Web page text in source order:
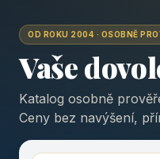
OD ROKU 2004 · OSOBNĚ
Vaše
Katalog osobně
Ceny bez navýšení,